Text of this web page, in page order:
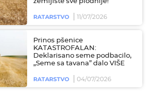
zemljište sve plodnije!
RATARSTVO 11/07/2026
Prinos pšenice
KATASTROFALAN:
Deklarisano seme podbacilo,
„Seme sa tavana” dalo VIŠE
RATARSTVO 04/07/2026